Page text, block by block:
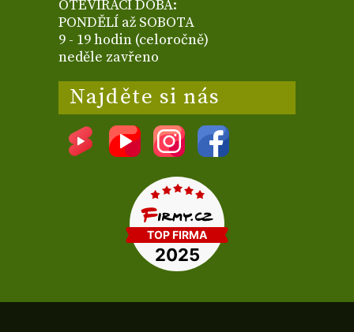
OTEVÍRACÍ DOBA:
PONDĚLÍ až SOBOTA
9 - 19 hodin (celoročně)
neděle zavřeno
Najděte si nás